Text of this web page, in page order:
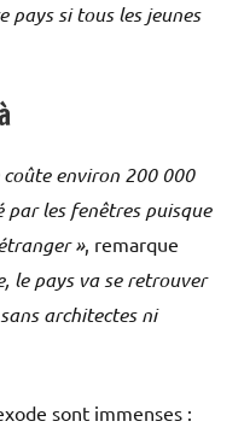
pays si tous les jeunes
environ 200 000
par les fenêtres puisque
», remarque
le pays va se retrouver
architectes ni
sont immenses :